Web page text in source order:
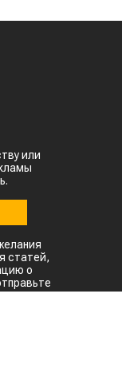
или
статей,
о